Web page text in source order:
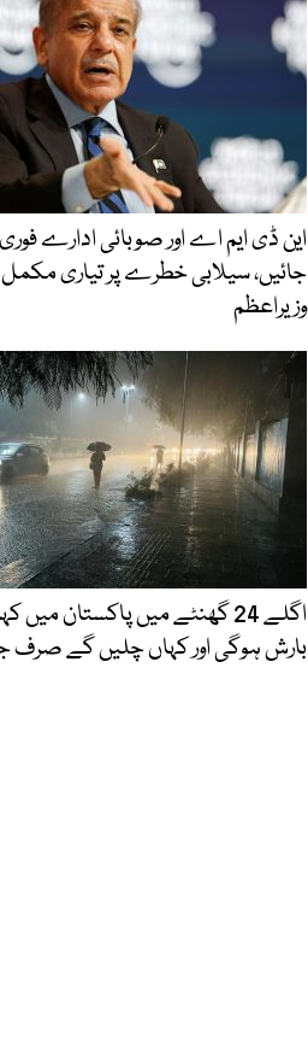
این ڈی ایم اے اور صوبائی ادارے
جائیں، سیلابی خطرے پر تیاری
وزیراعظم
اگلے 24 گھنٹے میں پاکستان
بارش ہوگی اور کہاں چلیں گے صرف